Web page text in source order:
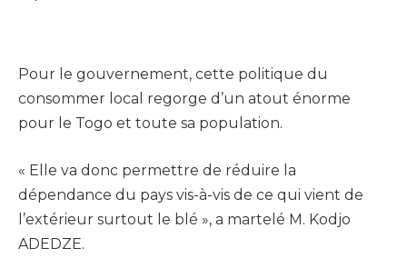
Pour le gouvernement, cette politique du
consommer local regorge d’un atout énorme
pour le Togo et toute sa population.
« Elle va donc permettre de réduire la
dépendance du pays vis-à-vis de ce qui vient de
l’extérieur surtout le blé », a martelé M. Kodjo
ADEDZE.